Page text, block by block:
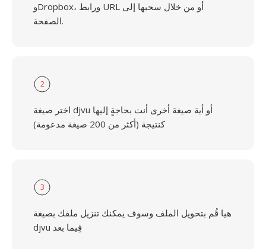
وDropbox، ورابط URL أو من خلال سحبها إلى
الصفحة.
2
اختر صيغة djvu أو أية صيغة أخرى أنت بحاجةٍ إليها
كنتيجة (أكثر من 200 صيغة مدعومة)
3
هيا قُم بتحويل الملف وسوف يمكنك تنزيل ملفك بصيغة
djvu فِيما بعد